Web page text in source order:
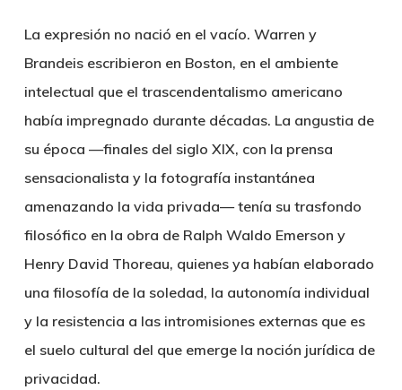
La expresión no nació en el vacío. Warren y
Brandeis escribieron en Boston, en el ambiente
intelectual que el trascendentalismo americano
había impregnado durante décadas. La angustia de
su época —finales del siglo XIX, con la prensa
sensacionalista y la fotografía instantánea
amenazando la vida privada— tenía su trasfondo
filosófico en la obra de Ralph Waldo Emerson y
Henry David Thoreau, quienes ya habían elaborado
una filosofía de la soledad, la autonomía individual
y la resistencia a las intromisiones externas que es
el suelo cultural del que emerge la noción jurídica de
privacidad.